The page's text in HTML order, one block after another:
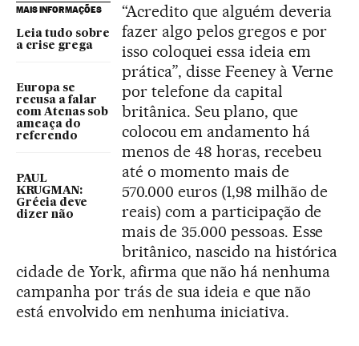
MAIS INFORMAÇÕES
Leia tudo sobre
a crise grega
Europa se
recusa a falar
com Atenas sob
ameaça do
referendo
PAUL
KRUGMAN:
Grécia deve
dizer não
“Acredito que alguém deveria
fazer algo pelos gregos e por
isso coloquei essa ideia em
prática”, disse Feeney à Verne
por telefone da capital
britânica. Seu plano, que
colocou em andamento há
menos de 48 horas, recebeu
até o momento mais de
570.000 euros (1,98 milhão de
reais) com a participação de
mais de 35.000 pessoas. Esse
britânico, nascido na histórica
cidade de York, afirma que não há nenhuma
campanha por trás de sua ideia e que não
está envolvido em nenhuma iniciativa.